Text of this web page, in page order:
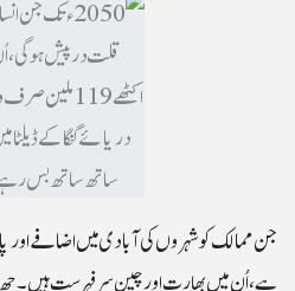
جن ممالک کو شہروں کی آبادی میں اضافے اور
ہے، اُن میں بھارت اور چین سرفہرست ہیں۔ چھ